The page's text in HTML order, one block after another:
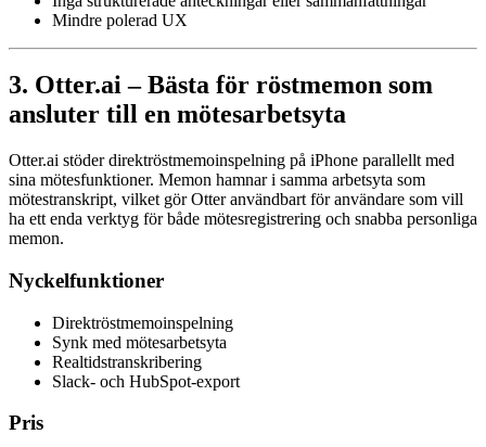
Mindre polerad UX
3. Otter.ai – Bästa för röstmemon som
ansluter till en mötesarbetsyta
Otter.ai stöder direktröstmemoinspelning på iPhone parallellt med
sina mötesfunktioner. Memon hamnar i samma arbetsyta som
mötestranskript, vilket gör Otter användbart för användare som vill
ha ett enda verktyg för både mötesregistrering och snabba personliga
memon.
Nyckelfunktioner
Direktröstmemoinspelning
Synk med mötesarbetsyta
Realtidstranskribering
Slack- och HubSpot-export
Pris